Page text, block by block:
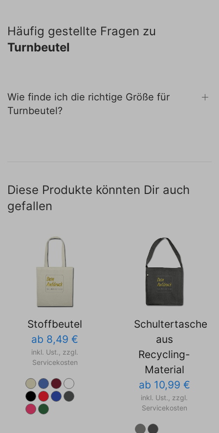
Häufig gestellte Fragen zu
Turnbeutel
Wie finde ich die richtige Größe für
Turnbeutel?
Diese Produkte könnten Dir auch
gefallen
Stoffbeutel
ab 8,49 €
inkl. Ust., zzgl.
Servicekosten
Schultertasche
aus
Recycling-
Material
ab 10,99 €
inkl. Ust., zzgl.
Servicekosten